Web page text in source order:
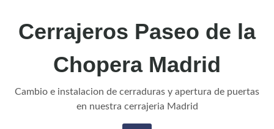
Cerrajeros Paseo de la
Chopera Madrid
Cambio e instalacion de cerraduras y apertura de puertas
en nuestra cerrajeria Madrid